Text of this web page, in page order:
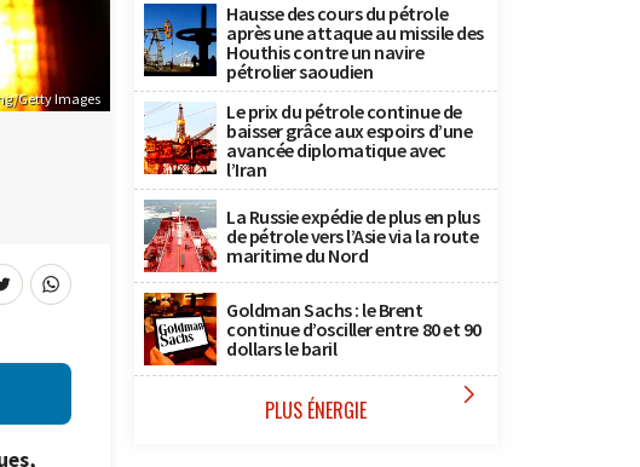
Getty Images
Hausse des cours du pétrole
après une attaque au missile des
Houthis contre un navire
pétrolier saoudien
Le prix du pétrole continue de
baisser grâce aux espoirs d’une
avancée diplomatique avec
l’Iran
La Russie expédie de plus en plus
de pétrole vers l’Asie via la route
maritime du Nord
Goldman Sachs : le Brent
continue d’osciller entre 80 et 90
dollars le baril
PLUS ÉNERGIE 